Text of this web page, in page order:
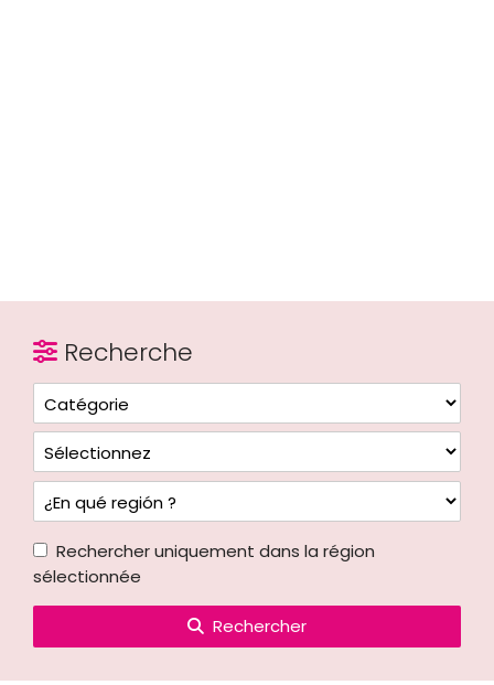
Recherche
Rechercher uniquement dans la région
sélectionnée
Rechercher